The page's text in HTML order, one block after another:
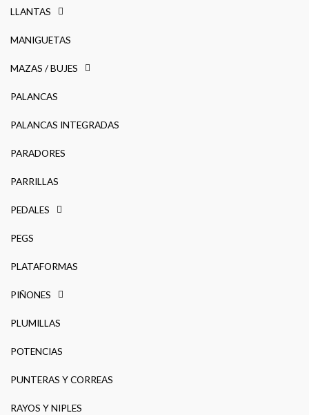
LLANTAS
MANIGUETAS
MAZAS / BUJES
PALANCAS
PALANCAS INTEGRADAS
PARADORES
PARRILLAS
PEDALES
PEGS
PLATAFORMAS
PIÑONES
PLUMILLAS
POTENCIAS
PUNTERAS Y CORREAS
RAYOS Y NIPLES